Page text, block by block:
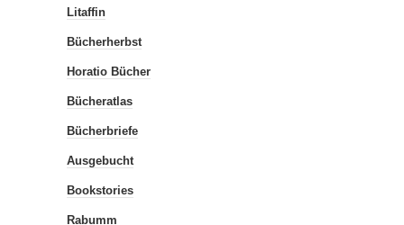
Litaffin
Bücherherbst
Horatio Bücher
Bücheratlas
Bücherbriefe
Ausgebucht
Bookstories
Rabumm